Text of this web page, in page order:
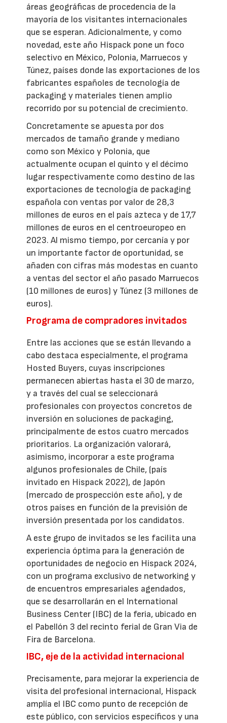
áreas geográficas de procedencia de la
mayoría de los visitantes internacionales
que se esperan. Adicionalmente, y como
novedad, este año Hispack pone un foco
selectivo en México, Polonia, Marruecos y
Túnez, países donde las exportaciones de los
fabricantes españoles de tecnología de
packaging y materiales tienen amplio
recorrido por su potencial de crecimiento.
Concretamente se apuesta por dos
mercados de tamaño grande y mediano
como son México y Polonia, que
actualmente ocupan el quinto y el décimo
lugar respectivamente como destino de las
exportaciones de tecnología de packaging
española con ventas por valor de 28,3
millones de euros en el país azteca y de 17,7
millones de euros en el centroeuropeo en
2023. Al mismo tiempo, por cercanía y por
un importante factor de oportunidad, se
añaden con cifras más modestas en cuanto
a ventas del sector el año pasado Marruecos
(10 millones de euros) y Túnez (3 millones de
euros).
Programa de compradores invitados
Entre las acciones que se están llevando a
cabo destaca especialmente, el programa
Hosted Buyers, cuyas inscripciones
permanecen abiertas hasta el 30 de marzo,
y a través del cual se seleccionará
profesionales con proyectos concretos de
inversión en soluciones de packaging,
principalmente de estos cuatro mercados
prioritarios. La organización valorará,
asimismo, incorporar a este programa
algunos profesionales de Chile, (país
invitado en Hispack 2022), de Japón
(mercado de prospección este año), y de
otros países en función de la previsión de
inversión presentada por los candidatos.
A este grupo de invitados se les facilita una
experiencia óptima para la generación de
oportunidades de negocio en Hispack 2024,
con un programa exclusivo de networking y
de encuentros empresariales agendados,
que se desarrollarán en el International
Business Center (IBC) de la feria, ubicado en
el Pabellón 3 del recinto ferial de Gran Via de
Fira de Barcelona.
IBC, eje de la actividad internacional
Precisamente, para mejorar la experiencia de
visita del profesional internacional, Hispack
amplía el IBC como punto de recepción de
este público, con servicios específicos y una